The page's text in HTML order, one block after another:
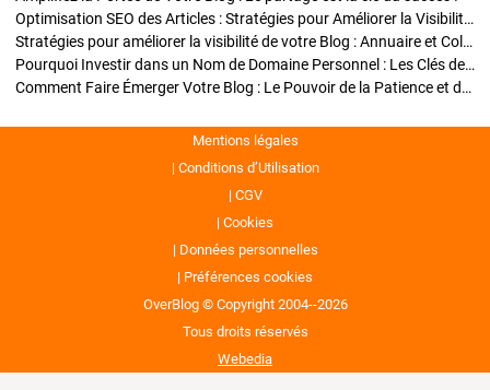
Optimisation SEO des Articles : Stratégies pour Améliorer la Visibilité de Votre Blog
Stratégies pour améliorer la visibilité de votre Blog : Annuaire et Collaborations
Pourquoi Investir dans un Nom de Domaine Personnel : Les Clés de la Réussite de Votre Blog
Comment Faire Émerger Votre Blog : Le Pouvoir de la Patience et de la Persévérance
Mentions légales
Conditions d’Utilisation
CGV
Cookies
Données personnelles
Préférences cookies
OverBlog © Copyright 2004--2026
Tous droits réservés
Webedia